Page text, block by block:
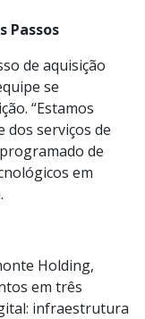
Passos
de aquisição
se
“Estamos
serviços de
de
em
Holding,
em três
infraestrutura